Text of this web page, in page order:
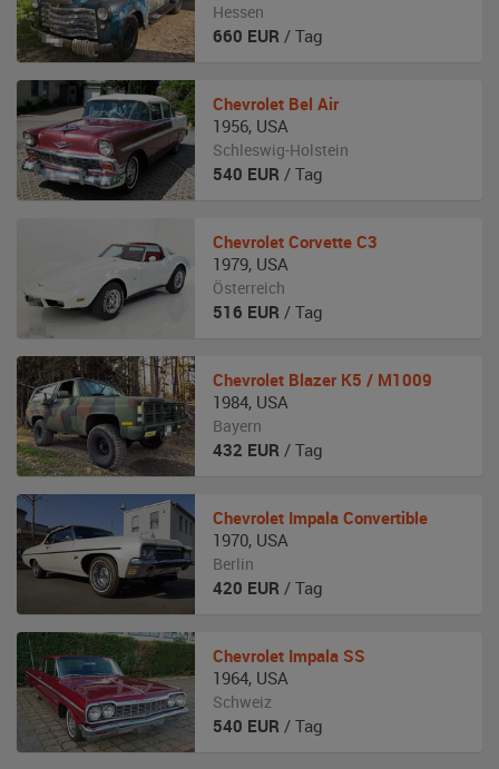
Hessen
660 EUR / Tag
Chevrolet Bel Air
1956, USA
Schleswig-Holstein
540 EUR / Tag
Chevrolet Corvette C3
1979, USA
Österreich
516 EUR / Tag
Chevrolet Blazer K5 / M1009
1984, USA
Bayern
432 EUR / Tag
Chevrolet Impala Convertible
1970, USA
Berlin
420 EUR / Tag
Chevrolet Impala SS
1964, USA
Schweiz
540 EUR / Tag